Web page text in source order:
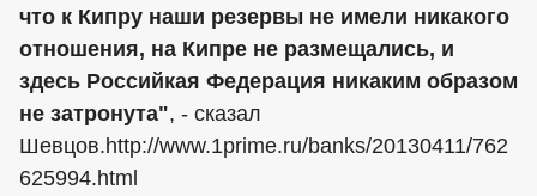
что к Кипру наши резервы не имели никакого
отношения, на Кипре не размещались, и
здесь Российкая Федерация никаким образом
не затронута", - сказал
Шевцов.http://www.1prime.ru/banks/20130411/762
625994.html